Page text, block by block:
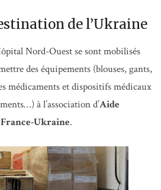
de l’Ukraine
Nord-Ouest se sont mobilisés
des équipements (blouses, gants,
médicaments et dispositifs médicaux
à l’association d’Aide
Ukraine.